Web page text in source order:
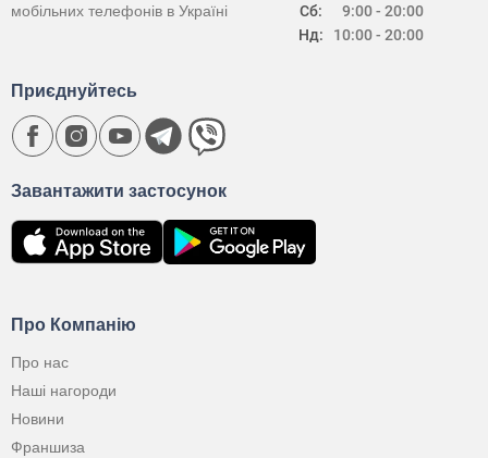
Сб:
Нд:
9:00 - 20:00
10:00 - 20:00
мобільних телефонів в Україні
Про Компанію
Про нас
Наші нагороди
Новини
Франшиза
Завантажити застосунок
Приєднуйтесь